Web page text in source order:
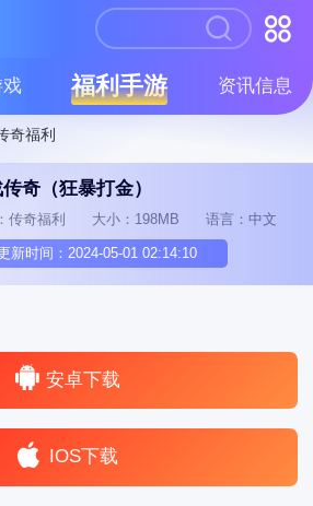
福利手游 资讯信息
奇福利
奇（狂暴打金）
传奇福利 大小：198MB 语言：中文
新时间：2024-05-01 02:14:10
安卓下载
IOS下载